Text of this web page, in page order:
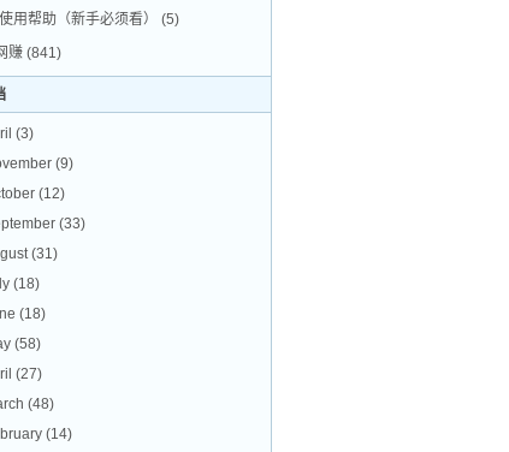
用帮助（新手必须看）
(5)
赚 (841)
(3)
(9)
(12)
(33)
(31)
(18)
(18)
(58)
(27)
(48)
(14)